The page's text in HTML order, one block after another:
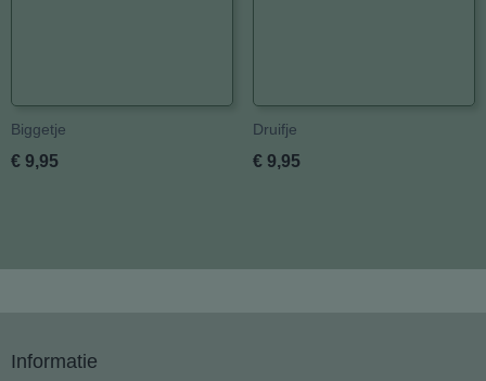
Biggetje
€ 9,95
Druifje
€ 9,95
Informatie